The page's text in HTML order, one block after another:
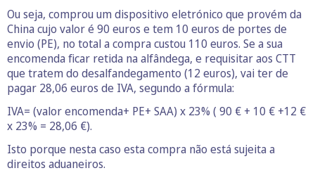
Ou seja, comprou um dispositivo eletrónico que provém da
China cujo valor é 90 euros e tem 10 euros de portes de
envio (PE), no total a compra custou 110 euros. Se a sua
encomenda ficar retida na alfândega, e requisitar aos CTT
que tratem do desalfandegamento (12 euros), vai ter de
pagar 28,06 euros de IVA, segundo a fórmula:
IVA= (valor encomenda+ PE+ SAA) x 23% ( 90 € + 10 € +12 €
x 23% = 28,06 €).
Isto porque nesta caso esta compra não está sujeita a
direitos aduaneiros.